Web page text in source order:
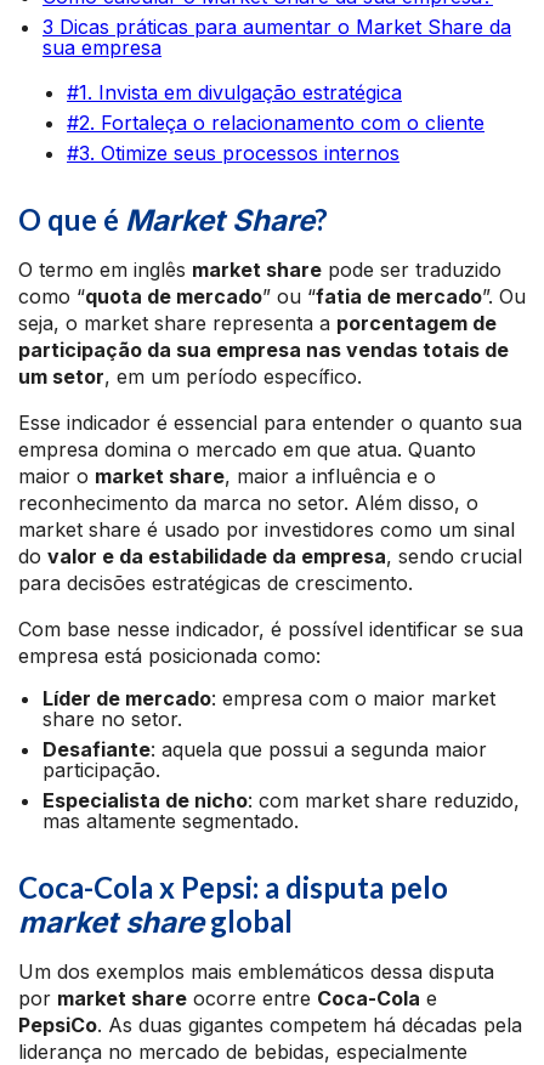
3 Dicas práticas para aumentar o Market Share da
sua empresa
#1. Invista em divulgação estratégica
#2. Fortaleça o relacionamento com o cliente
#3. Otimize seus processos internos
O que é Market Share?
O termo em inglês market share pode ser traduzido
como “quota de mercado” ou “fatia de mercado”. Ou
seja, o market share representa a porcentagem de
participação da sua empresa nas vendas totais de
um setor, em um período específico.
Esse indicador é essencial para entender o quanto sua
empresa domina o mercado em que atua. Quanto
maior o market share, maior a influência e o
reconhecimento da marca no setor. Além disso, o
market share é usado por investidores como um sinal
do valor e da estabilidade da empresa, sendo crucial
para decisões estratégicas de crescimento.
Com base nesse indicador, é possível identificar se sua
empresa está posicionada como:
Líder de mercado: empresa com o maior market
share no setor.
Desafiante: aquela que possui a segunda maior
participação.
Especialista de nicho: com market share reduzido,
mas altamente segmentado.
Coca-Cola x Pepsi: a disputa pelo
market shareglobal
Um dos exemplos mais emblemáticos dessa disputa
por market share ocorre entre Coca-Cola e
PepsiCo. As duas gigantes competem há décadas pela
liderança no mercado de bebidas, especialmente